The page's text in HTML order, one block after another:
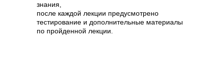
знания,
после каждой лекции предусмотрено
тестирование и дополнительные материалы
по пройденной лекции.